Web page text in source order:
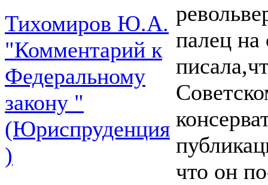
Тихомиров Ю.А.
"Комментарий к
Федеральному
закону "
(Юриспруденция
)
палец на
что он